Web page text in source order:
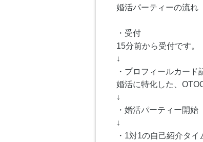
婚活パーティーの流れ
・受付
15分前から受付です。
↓
・プロフィールカード
婚活に特化した、
↓
・婚活パーティー開始
↓
・1対1の自己紹介タ